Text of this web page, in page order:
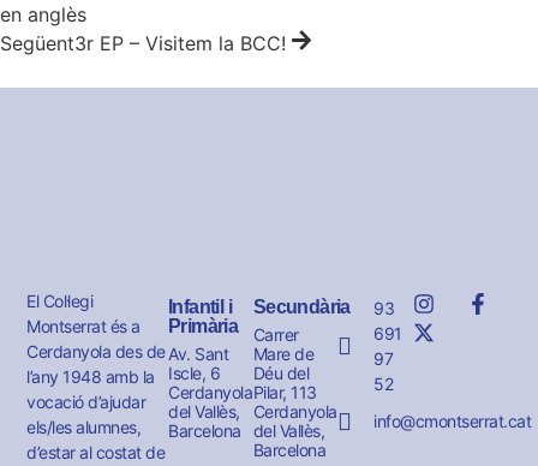
en anglès
Següent3r EP – Visitem la BCC!
El Col·legi
Montserrat és a
Cerdanyola des de
l’any 1948 amb la
vocació d’ajudar
els/les alumnes,
d’estar al costat de
Infantil i
Primària
Av. Sant
Iscle, 6
Cerdanyola
del Vallès,
Barcelona
Secundària
Carrer
Mare de
Déu del
Pilar, 113
Cerdanyola
del Vallès,
Barcelona
93
691
97
52
info@cmontserrat.cat